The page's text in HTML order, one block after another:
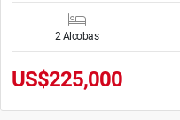
2 Alcobas
US$225,000